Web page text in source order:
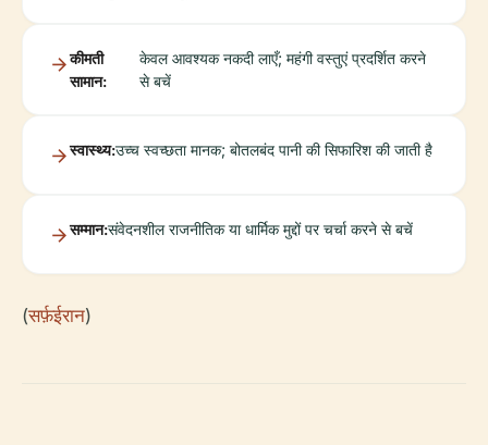
कीमती
सामान:
केवल आवश्यक नकदी लाएँ; महंगी वस्तुएं प्रदर्शित करने
से बचें
स्वास्थ्य:उच्च स्वच्छता मानक; बोतलबंद पानी की सिफारिश की जाती है
सम्मान:संवेदनशील राजनीतिक या धार्मिक मुद्दों पर चर्चा करने से बचें
(सर्फ़ईरान)